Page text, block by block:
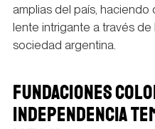
amplias del país,
lente intrigante a través
sociedad argentina.
FUNDACIONES
INDEPENDENCIA